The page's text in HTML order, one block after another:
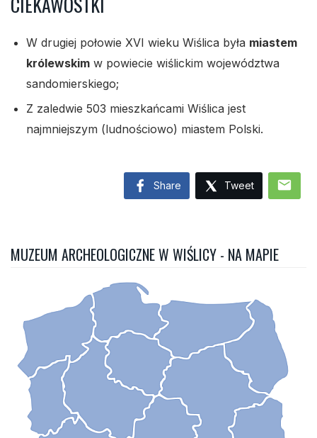
W drugiej połowie XVI wieku Wiślica była miastem
królewskim w powiecie wiślickim województwa
sandomierskiego;
Z zaledwie 503 mieszkańcami Wiślica jest
najmniejszym (ludnościowo) miastem Polski.
Share Tweet mail
MUZEUM ARCHEOLOGICZNE W WIŚLICY - NA MAPIE